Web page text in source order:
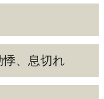
、息切れ